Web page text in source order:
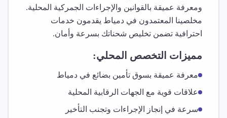
ومعرفة عميقة بالقوانين والإجراءات الجمركية المحلية.
مخلصينا المعتمدون في دمياط يقدمون خدمات
احترافية تضمن تخليص شحناتك بسرعة وأمان.
مميزات التخصص المحلي:
معرفة عميقة بسوق تأمين بضائع في دمياط
علاقات قوية مع الجهات الرقابية المحلية
سرعة في إنجاز الإجراءات وتجنب التأخير